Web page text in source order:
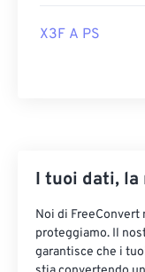
X3F A PS
I tuoi dati,
Noi di
proteggiamo. Il
garantisce che i